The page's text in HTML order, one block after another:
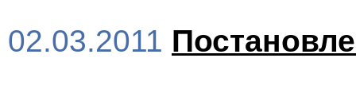
02.03.2011